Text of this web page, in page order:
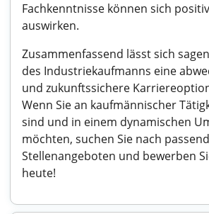
Fachkenntnisse können sich
auswirken.
Zusammenfassend lässt sich
des Industriekaufmanns eine
und zukunftssichere
Wenn Sie an kaufmännischer
sind und in einem dynamischen
möchten, suchen Sie nach
Stellenangeboten und bewerben
heute!